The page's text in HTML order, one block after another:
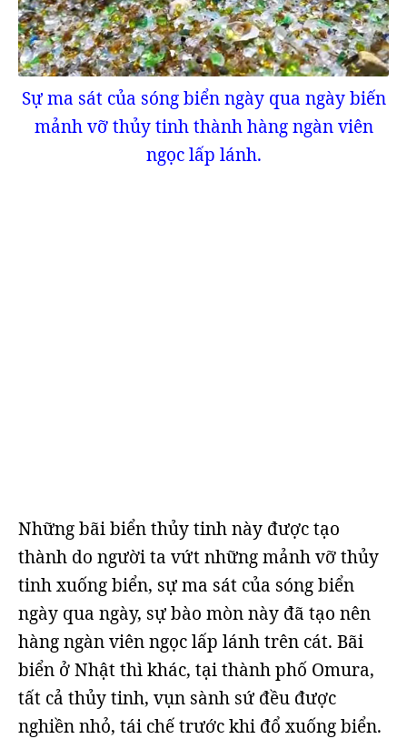
Sự ma sát của sóng biển ngày qua ngày biến
mảnh vỡ thủy tinh thành hàng ngàn viên
ngọc lấp lánh.
Những bãi biển thủy tinh này được tạo
thành do người ta vứt những mảnh vỡ thủy
tinh xuống biển, sự ma sát của sóng biển
ngày qua ngày, sự bào mòn này đã tạo nên
hàng ngàn viên ngọc lấp lánh trên cát. Bãi
biển ở Nhật thì khác, tại thành phố Omura,
tất cả thủy tinh, vụn sành sứ đều được
nghiền nhỏ, tái chế trước khi đổ xuống biển.